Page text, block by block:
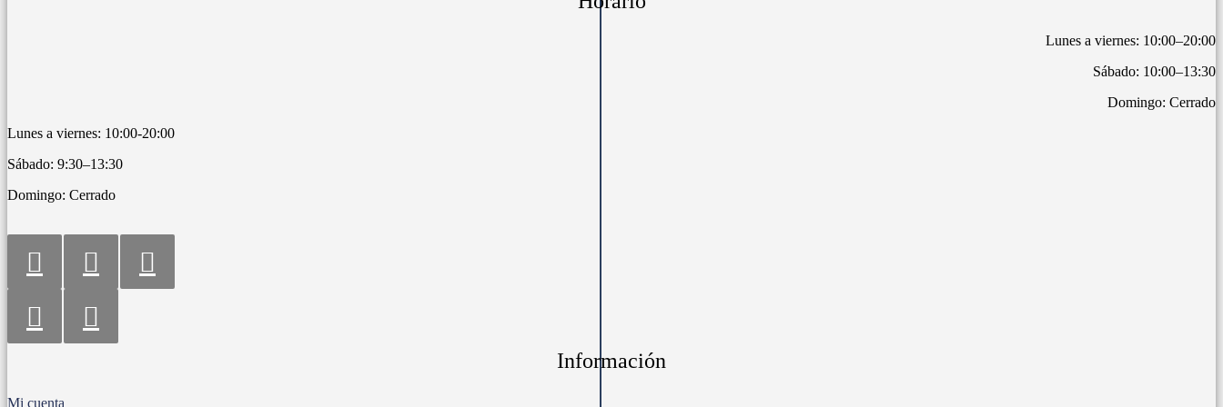
Lunes a viernes: 10:00–20:00
Sábado: 10:00–13:30
Domingo: Cerrado
Lunes a viernes: 10:00-20:00
Sábado: 9:30–13:30
Domingo: Cerrado
Información
Mi cuenta